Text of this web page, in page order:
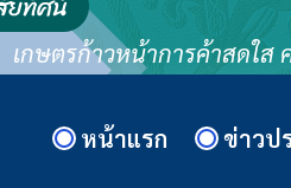
เกษตรก้าวหน้าการค้าสดใ
หน้าแรก ข่าวป